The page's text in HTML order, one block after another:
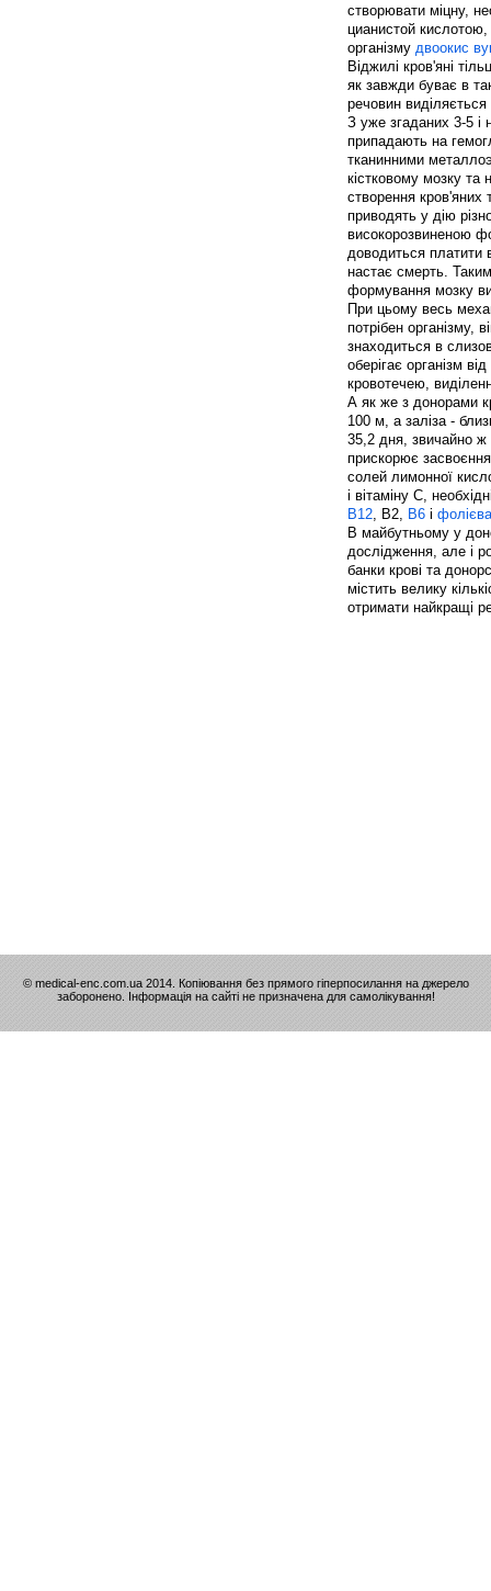
створювати міцну,
цианистой кислотою,
організму двоокис
Віджилі кров'яні
як завжди буває в
речовин
З уже згаданих 3-5 і
припадають на
тканинними
кістковому мозку та
створення кров'яних
приводять у дію
високорозвиненою
доводиться платити
настає смерть.
формування мозку
При цьому весь
потрібен організму,
знаходиться в
оберігає організм
кровотечею,
А як же з донорами
100 м, а заліза -
35,2 дня, звичайно ж
прискорює
солей лимонної
і вітаміну С,
В12, В2, В6 і
В майбутньому у
дослідження, але і
банки крові та
містить велику
отримати найкращі
© medical-enc.com.ua 2014. Копіювання без прямого гіперпосилання на джерело
заборонено. Інформація на сайті не призначена для самолікування!